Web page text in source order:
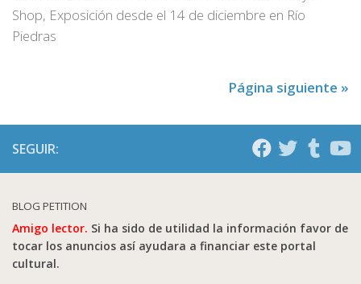
Shop, Exposición desde el 14 de diciembre en Río
Piedras
Página siguiente »
SEGUIR:
BLOG PETITION
Amigo lector. Si ha sido de utilidad la información favor de
tocar los anuncios así ayudara a financiar este portal
cultural.